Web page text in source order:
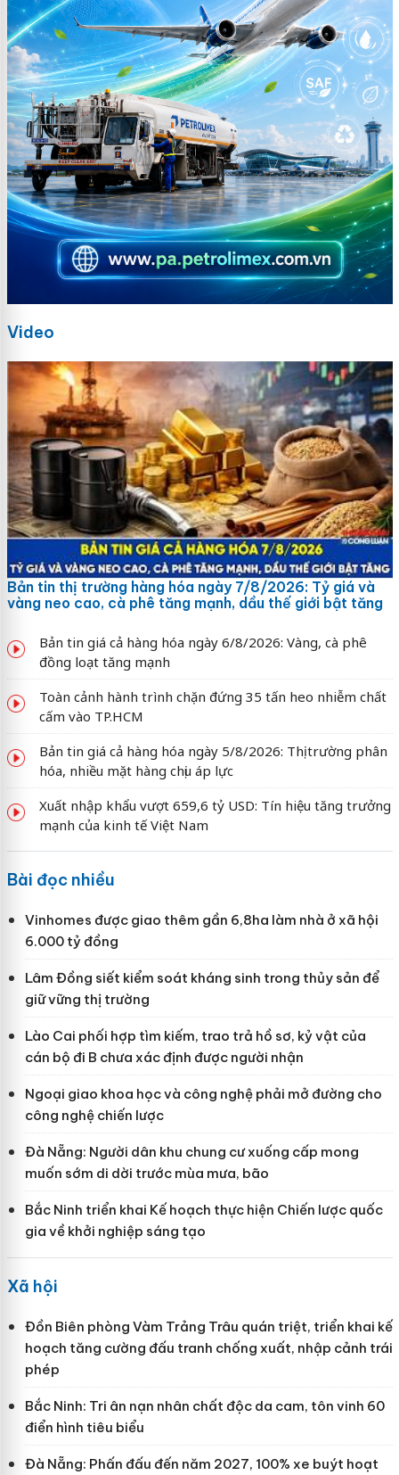
Video
Bản tin thị trường hàng hóa ngày 7/8/2026: Tỷ giá và
vàng neo cao, cà phê tăng mạnh, dầu thế giới bật tăng
Bản tin giá cả hàng hóa ngày 6/8/2026: Vàng, cà phê
đồng loạt tăng mạnh
Toàn cảnh hành trình chặn đứng 35 tấn heo nhiễm chất
cấm vào TP.HCM
Bản tin giá cả hàng hóa ngày 5/8/2026: Thị trường phân
hóa, nhiều mặt hàng chịu áp lực
Xuất nhập khẩu vượt 659,6 tỷ USD: Tín hiệu tăng trưởng
mạnh của kinh tế Việt Nam
Bài đọc nhiều
Vinhomes được giao thêm gần 6,8ha làm nhà ở xã hội
6.000 tỷ đồng
Lâm Đồng siết kiểm soát kháng sinh trong thủy sản để
giữ vững thị trường
Lào Cai phối hợp tìm kiếm, trao trả hồ sơ, kỷ vật của
cán bộ đi B chưa xác định được người nhận
Ngoại giao khoa học và công nghệ phải mở đường cho
công nghệ chiến lược
Đà Nẵng: Người dân khu chung cư xuống cấp mong
muốn sớm di dời trước mùa mưa, bão
Bắc Ninh triển khai Kế hoạch thực hiện Chiến lược quốc
gia về khởi nghiệp sáng tạo
Xã hội
Đồn Biên phòng Vàm Trảng Trâu quán triệt, triển khai kế
hoạch tăng cường đấu tranh chống xuất, nhập cảnh trái
phép
Bắc Ninh: Tri ân nạn nhân chất độc da cam, tôn vinh 60
điển hình tiêu biểu
Đà Nẵng: Phấn đấu đến năm 2027, 100% xe buýt hoạt